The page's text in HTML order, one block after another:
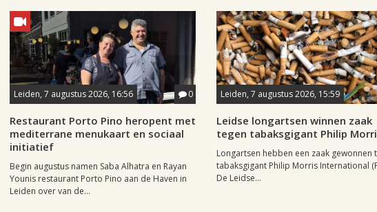
Leiden, 7 augustus 2026, 16:56 0
Restaurant Porto Pino heropent met
mediterrane menukaart en sociaal
initiatief
Begin augustus namen Saba Alhatra en Rayan
Younis restaurant Porto Pino aan de Haven in
Leiden over van de...
Leiden, 7 augustus 2026, 15:59
Leidse longartsen winnen zaak
tegen tabaksgigant Philip
Longartsen hebben een zaak gewonnen
tabaksgigant Philip Morris International
De Leidse...